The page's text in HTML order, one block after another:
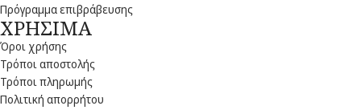
Πρόγραμμα επιβράβευσης
ΧΡΗΣΙΜΑ
Όροι χρήσης
Τρόποι αποστολής
Τρόποι πληρωμής
Πολιτική απορρήτου